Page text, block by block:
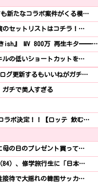
も新たなコラボ案件がくる模…
のセットリストはコチラ！…
きish』 MV 800万 再生キタ━━…
ルの低いショートカットを…
グ更新するもいいねがガチ…
ガチで美人すぎる
ラボ決定！！【ロッテ 飲む…
母の日のプレゼント買って…
84）、修学旅行生に「日本…
接待で大揺れの韓国サッカ…